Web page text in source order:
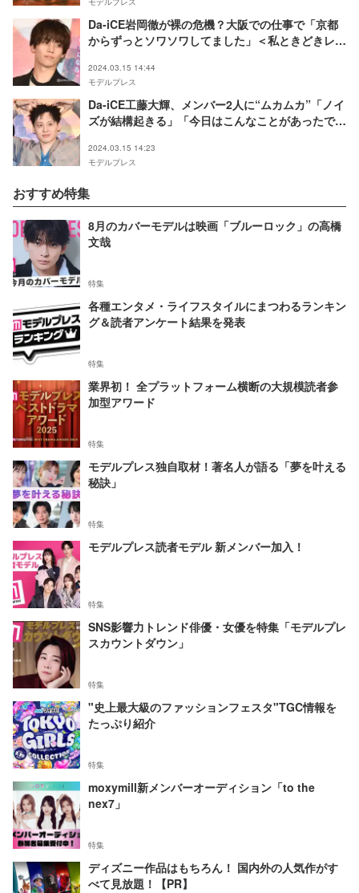
Da-iCE岩岡徹が裸の危機？大阪での仕事で「京都
からずっとソワソワしてました」＜私ときどきレッ
2024.03.15 14:44
モデルプレス
Da-iCE工藤大輝、メンバー2人に“ムカムカ”「ノイ
ズが結構起きる」「今日はこんなことがあったでー
2024.03.15 14:23
モデルプレス
おすすめ特集
8月のカバーモデルは映画「ブルーロック」の高橋
文哉
特集
各種エンタメ・ライフスタイルにまつわるランキン
グ＆読者アンケート結果を発表
特集
業界初！ 全プラットフォーム横断の大規模読者参
加型アワード
特集
モデルプレス独自取材！著名人が語る「夢を叶える
秘訣」
特集
モデルプレス読者モデル 新メンバー加入！
特集
SNS影響力トレンド俳優・女優を特集「モデルプレ
スカウントダウン」
特集
"史上最大級のファッションフェスタ"TGC情報を
たっぷり紹介
特集
moxymill新メンバーオーディション「to the
nex7」
特集
ディズニー作品はもちろん！ 国内外の人気作がす
べて見放題！【PR】